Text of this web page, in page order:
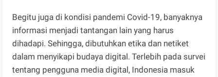
Begitu juga di kondisi pandemi Covid-19, banyaknya
informasi menjadi tantangan lain yang harus
dihadapi. Sehingga, dibutuhkan etika dan netiket
dalam menyikapi budaya digital. Terlebih pada survei
tentang pengguna media digital, Indonesia masuk